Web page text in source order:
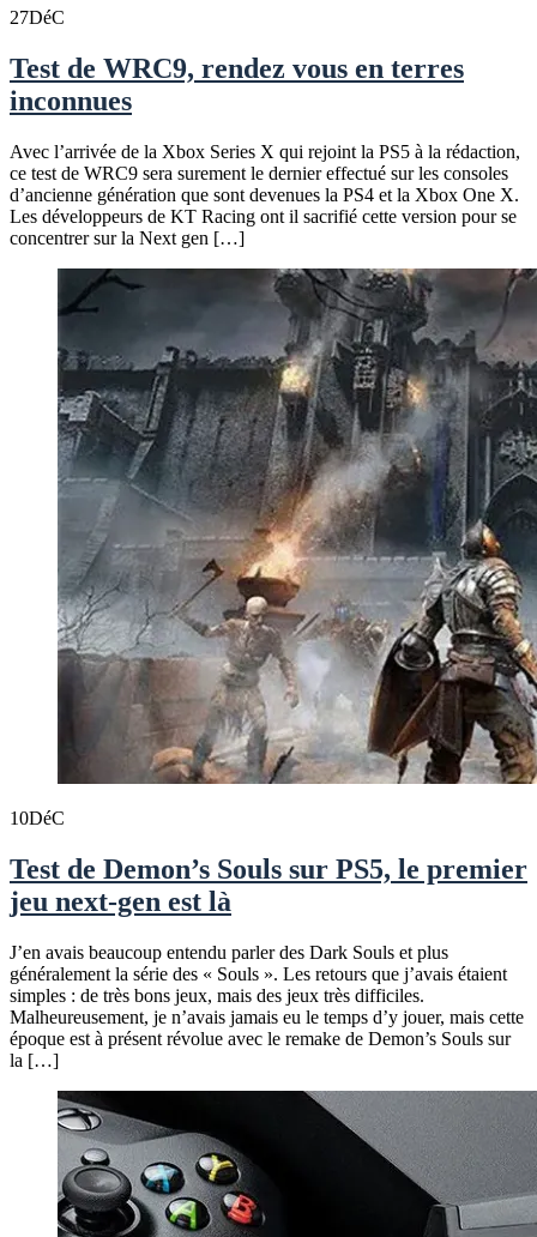
27DéC
Test de WRC9, rendez vous en terres
inconnues
Avec l’arrivée de la Xbox Series X qui rejoint la PS5 à la rédaction,
ce test de WRC9 sera surement le dernier effectué sur les consoles
d’ancienne génération que sont devenues la PS4 et la Xbox One X.
Les développeurs de KT Racing ont il sacrifié cette version pour se
concentrer sur la Next gen […]
10DéC
Test de Demon’s Souls sur PS5, le premier
jeu next-gen est là
J’en avais beaucoup entendu parler des Dark Souls et plus
généralement la série des « Souls ». Les retours que j’avais étaient
simples : de très bons jeux, mais des jeux très difficiles.
Malheureusement, je n’avais jamais eu le temps d’y jouer, mais cette
époque est à présent révolue avec le remake de Demon’s Souls sur
la […]